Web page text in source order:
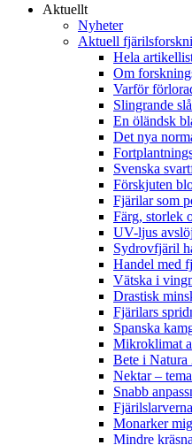
Aktuellt
Nyheter
Aktuell
Hela
Om
Varför
Slingrande
En öländsk
Det nya
Svenska
Förskjuten
Fjärilar som
Färg, storlek
UV-ljus
Sydrovfjäril
Handel med
Vätska i
Drastisk
Fjärilars
Spanska
Mikroklimat
Bete i Natura
Nektar –
Snabb
Monarker
Mindre